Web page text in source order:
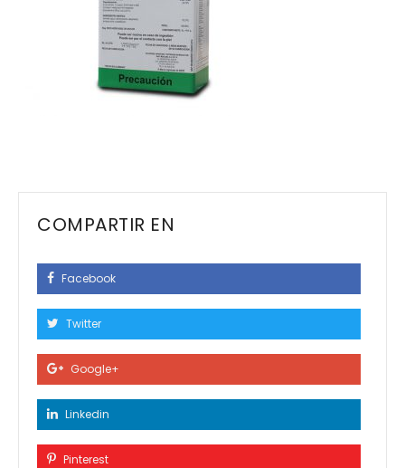
COMPARTIR EN
Facebook
Twitter
Google+
Linkedin
Pinterest